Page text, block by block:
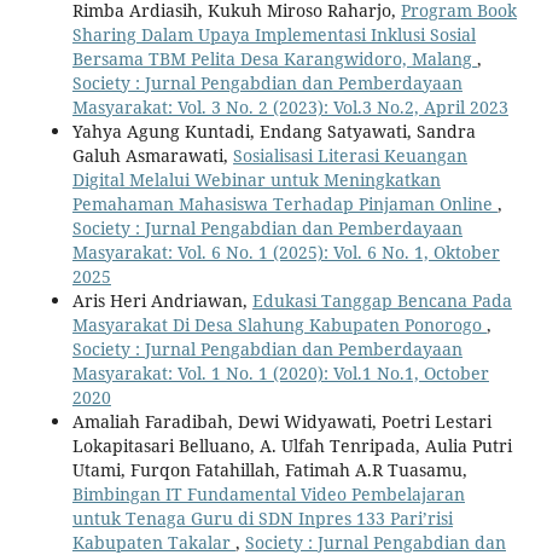
Rimba Ardiasih, Kukuh Miroso Raharjo, Program Book
Sharing Dalam Upaya Implementasi Inklusi Sosial
Bersama TBM Pelita Desa Karangwidoro, Malang ,
Society : Jurnal Pengabdian dan Pemberdayaan
Masyarakat: Vol. 3 No. 2 (2023): Vol.3 No.2, April 2023
Yahya Agung Kuntadi, Endang Satyawati, Sandra
Galuh Asmarawati, Sosialisasi Literasi Keuangan
Digital Melalui Webinar untuk Meningkatkan
Pemahaman Mahasiswa Terhadap Pinjaman Online ,
Society : Jurnal Pengabdian dan Pemberdayaan
Masyarakat: Vol. 6 No. 1 (2025): Vol. 6 No. 1, Oktober
2025
Aris Heri Andriawan, Edukasi Tanggap Bencana Pada
Masyarakat Di Desa Slahung Kabupaten Ponorogo ,
Society : Jurnal Pengabdian dan Pemberdayaan
Masyarakat: Vol. 1 No. 1 (2020): Vol.1 No.1, October
2020
Amaliah Faradibah, Dewi Widyawati, Poetri Lestari
Lokapitasari Belluano, A. Ulfah Tenripada, Aulia Putri
Utami, Furqon Fatahillah, Fatimah A.R Tuasamu,
Bimbingan IT Fundamental Video Pembelajaran
untuk Tenaga Guru di SDN Inpres 133 Pari’risi
Kabupaten Takalar , Society : Jurnal Pengabdian dan